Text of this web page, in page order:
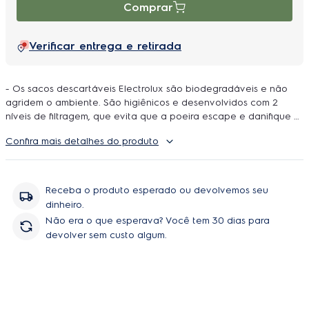
Comprar
Verificar entrega e retirada
- Os sacos descartáveis Electrolux são biodegradáveis e não
agridem o ambiente. São higiênicos e desenvolvidos com 2
níveis de filtragem, que evita que a poeira escape e danifique o
qualidade Electrolux na sua casa. Atenção: Saco descartável
compatível apenas para os modelos de aspirador Clario, Classic
Troca recomendada de cada saco a cada 2 meses, totalizando
6 meses por kit. Contém: 3x Sacos descartáveis Electrolux
Confira mais detalhes do produto
Receba o produto esperado ou devolvemos seu
dinheiro.
Não era o que esperava? Você tem 30 dias para
devolver sem custo algum.